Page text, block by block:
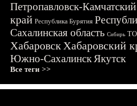
Петропавловск-Камчатский
край Республика Бурятия
Сахалинская область Сибирь
ХабаровскХабаровский
Южно-СахалинскЯкутск
Все теги >>